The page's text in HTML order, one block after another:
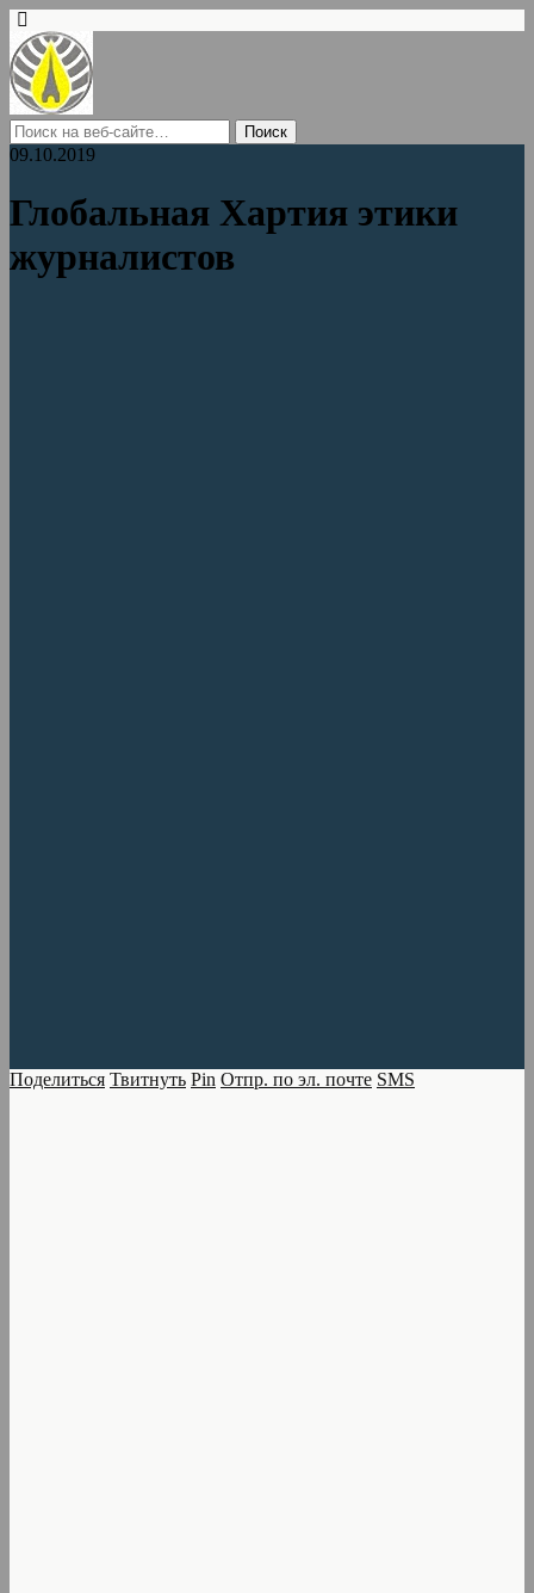
09.10.2019
Глобальная Хартия этики
журналистов
Поделиться Твитнуть Pin Отпр. по эл. почте SMS